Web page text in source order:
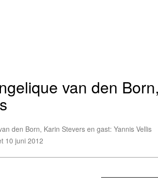
van den
den Born, Karin Stevers en gast: Yannis Vellis
10 juni 2012